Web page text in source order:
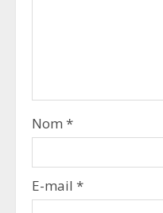
Nom *
E-mail *